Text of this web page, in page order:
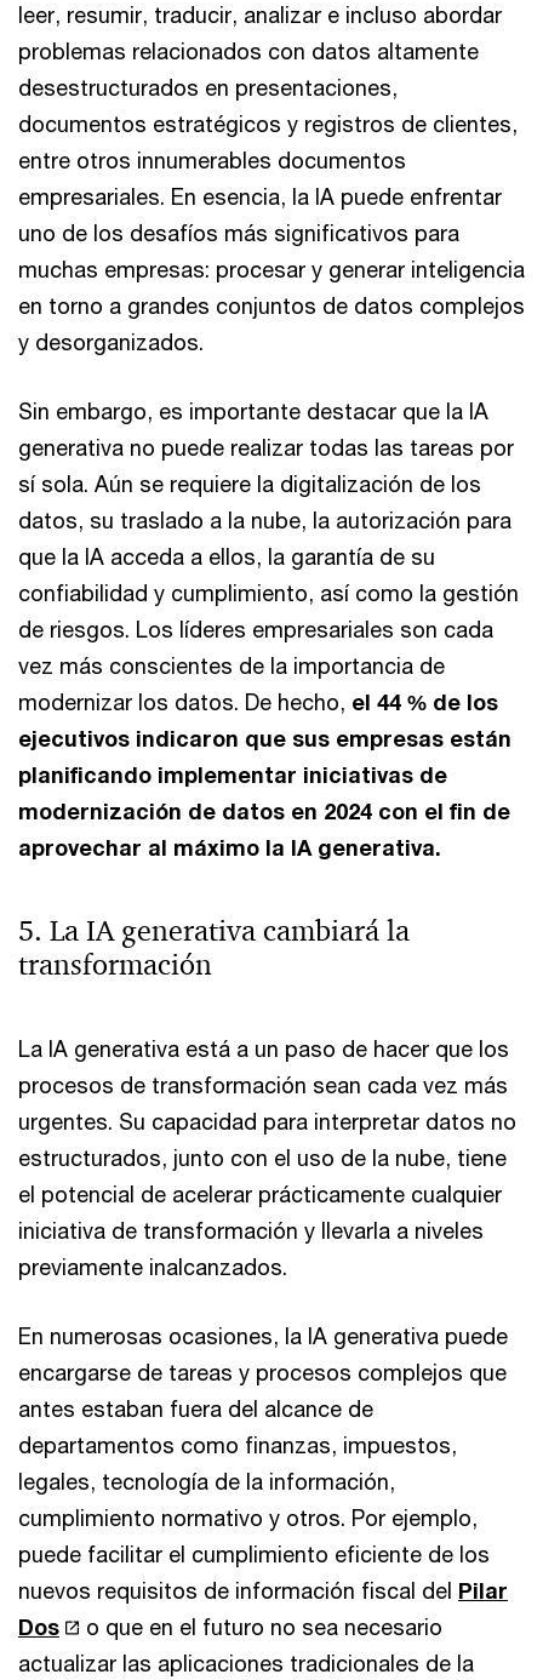
leer, resumir, traducir, analizar e incluso abordar
problemas relacionados con datos altamente
desestructurados en presentaciones,
documentos estratégicos y registros de clientes,
entre otros innumerables documentos
empresariales. En esencia, la IA puede enfrentar
uno de los desafíos más significativos para
muchas empresas: procesar y generar inteligencia
en torno a grandes conjuntos de datos complejos
y desorganizados.
Sin embargo, es importante destacar que la IA
generativa no puede realizar todas las tareas por
sí sola. Aún se requiere la digitalización de los
datos, su traslado a la nube, la autorización para
que la IA acceda a ellos, la garantía de su
confiabilidad y cumplimiento, así como la gestión
de riesgos. Los líderes empresariales son cada
vez más conscientes de la importancia de
modernizar los datos. De hecho, el 44 % de los
ejecutivos indicaron que sus empresas están
planificando implementar iniciativas de
modernización de datos en 2024 con el fin de
aprovechar al máximo la IA generativa.
5. La IA generativa cambiará la
transformación
La IA generativa está a un paso de hacer que los
procesos de transformación sean cada vez más
urgentes. Su capacidad para interpretar datos no
estructurados, junto con el uso de la nube, tiene
el potencial de acelerar prácticamente cualquier
iniciativa de transformación y llevarla a niveles
previamente inalcanzados.
En numerosas ocasiones, la IA generativa puede
encargarse de tareas y procesos complejos que
antes estaban fuera del alcance de
departamentos como finanzas, impuestos,
legales, tecnología de la información,
cumplimiento normativo y otros. Por ejemplo,
puede facilitar el cumplimiento eficiente de los
nuevos requisitos de información fiscal del Pilar
Dos
o que en el futuro no sea necesario
actualizar las aplicaciones tradicionales de la